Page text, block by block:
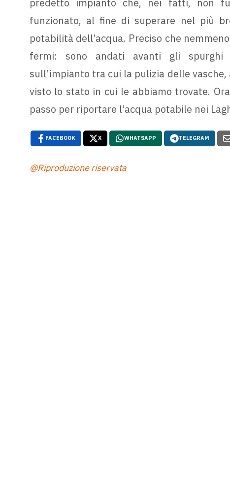
predetto impianto che, nei fatti, non
funzionato, al fine di superare nel più
potabilità dell’acqua. Preciso che
fermi: sono andati avanti gli spurghi
sull’impianto tra cui la pulizia delle
visto lo stato in cui le abbiamo trovate.
passo per riportare l’acqua potabile nei
FACEBOOK X WHATSAPP TELEGRAM
@Riproduzione riservata